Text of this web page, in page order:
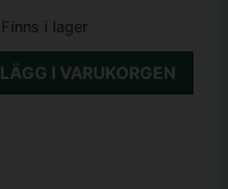
Finns i lager
LÄGG I VARUKORGEN